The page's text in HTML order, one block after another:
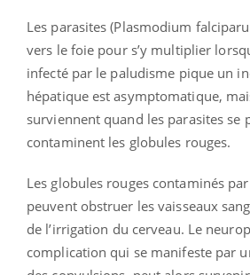
Les parasites (Plasmodium
vers le foie pour s’y multiplier
infecté par le paludisme pique un
hépatique est asymptomatique,
surviennent quand les parasites se
contaminent les globules rouges.
Les globules rouges contaminés
peuvent obstruer les vaisseaux
de l’irrigation du cerveau. Le
complication qui se manifeste par